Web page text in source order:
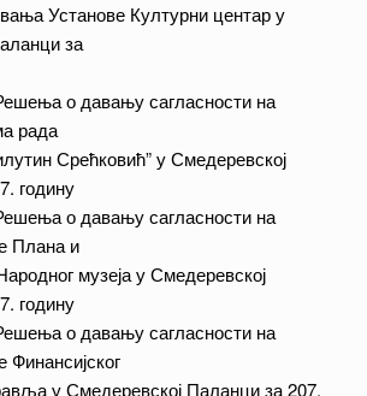
Установе Културни центар у
за
о давању сагласности на
рада
Срећковић” у Смедеревској
годину
о давању сагласности на
Плана и
музеја у Смедеревској
годину
о давању сагласности на
Финансијског
у Смедеревској Паланци за 207.